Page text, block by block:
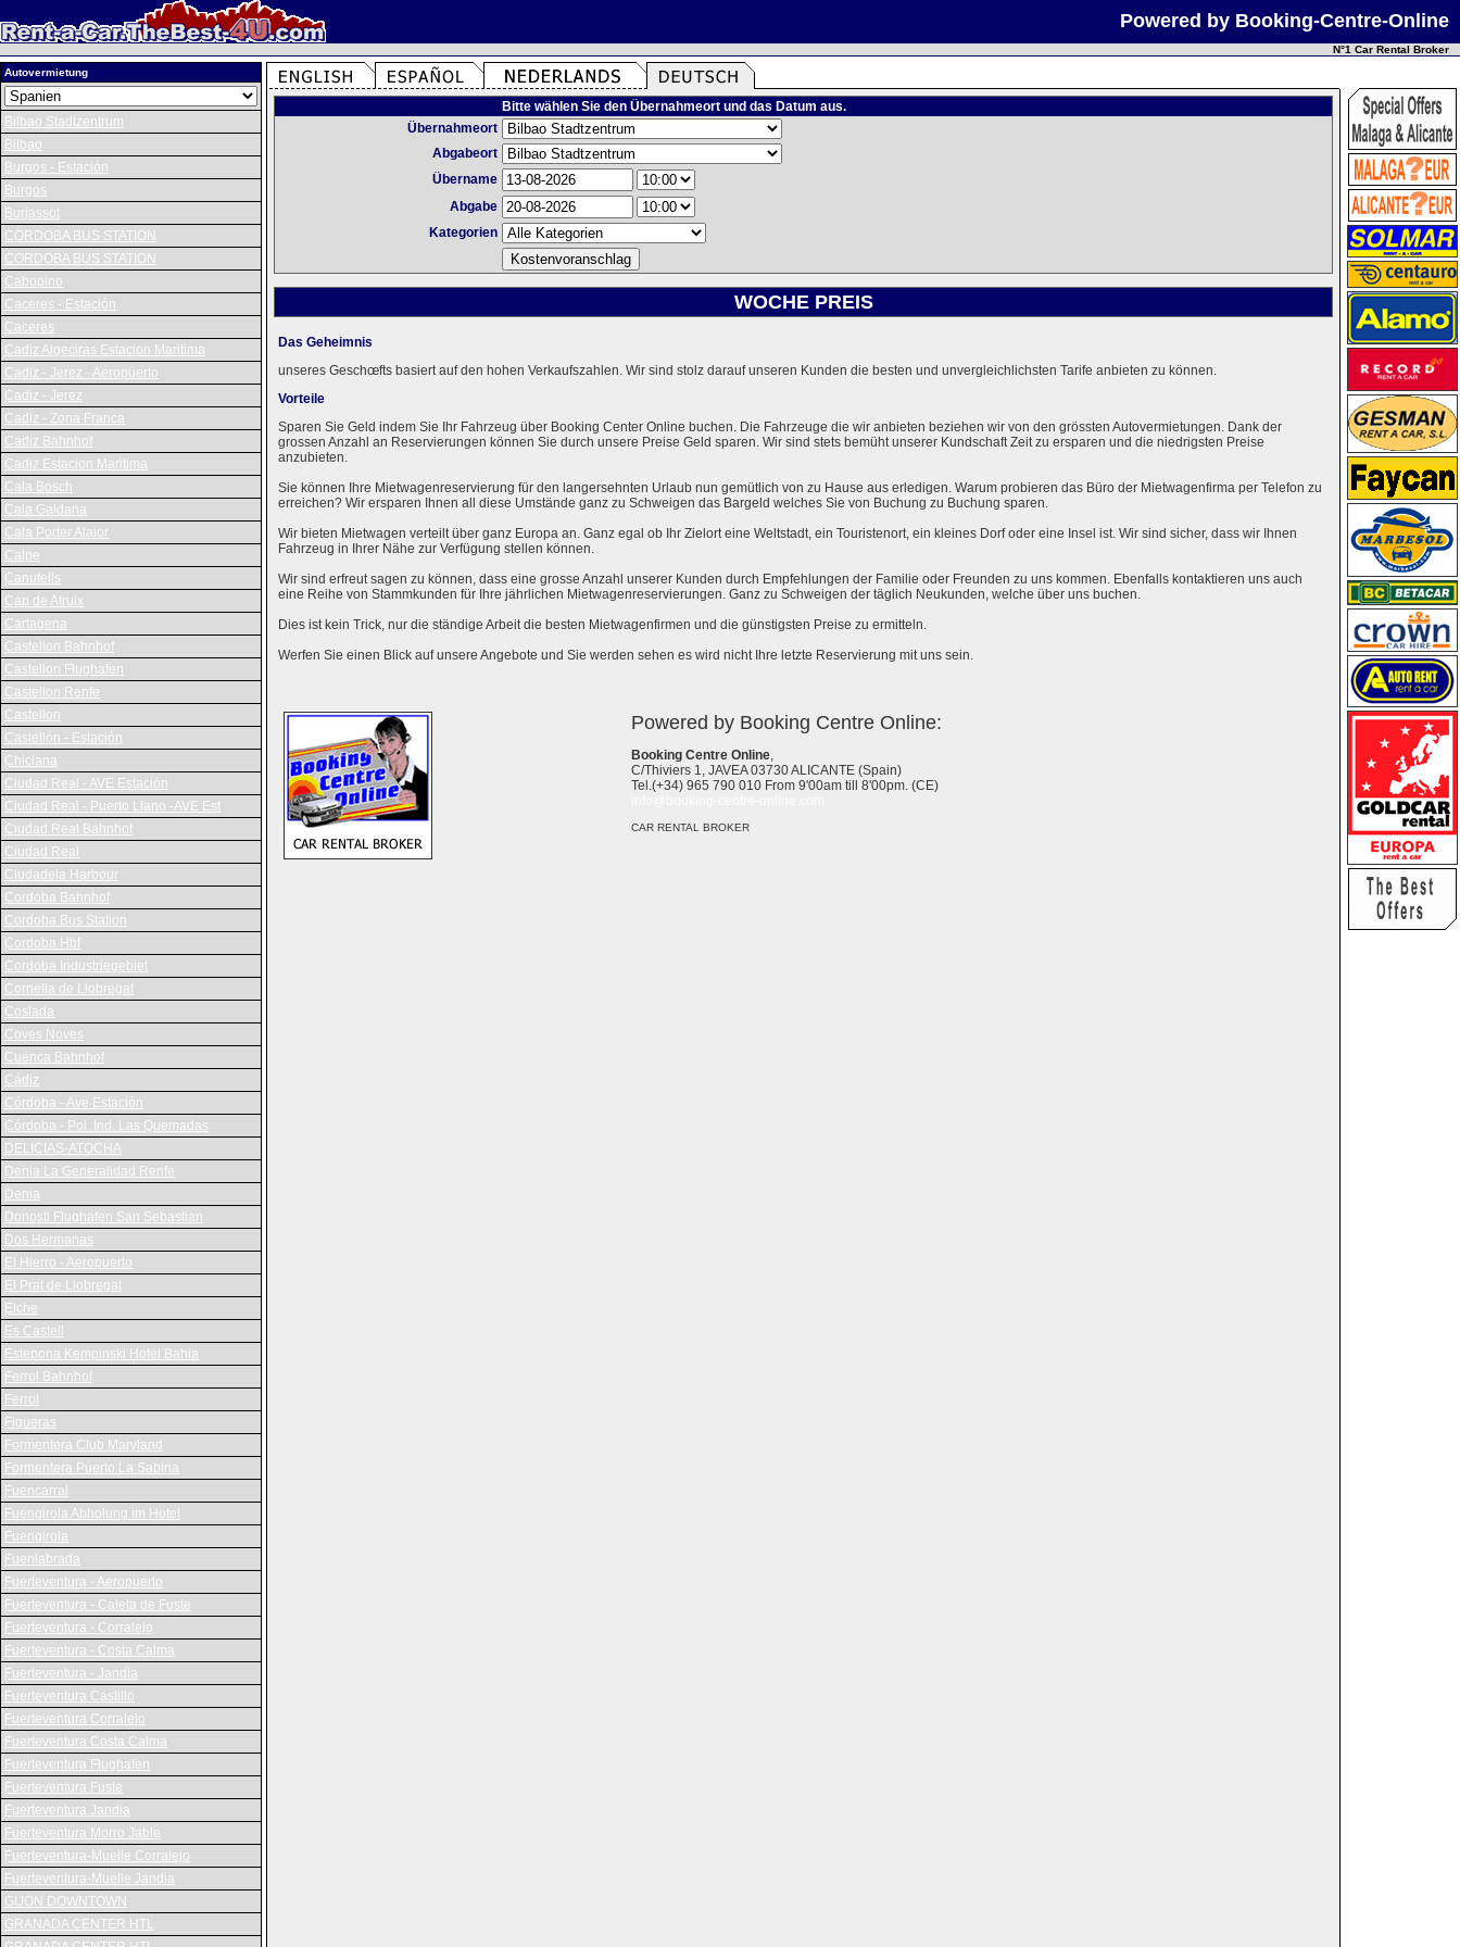
Powered by Booking-Centre-Online
N°1 Car Rental Broker
Autovermietung
Bilbao Stadtzentrum
Bilbao
Burgos - Estación
Burgos
Burjassot
CORDOBA BUS STATION
CORDOBA BUS STATION
Cabopino
Caceres - Estación
Caceres
Cadiz Algeciras Estacion Maritima
Cadiz - Jerez - Aeropuerto
Cadiz - Jerez
Cadiz - Zona Franca
Cadiz Bahnhof
Cadiz Estacion Maritima
Cala Bosch
Cala Galdana
Cala Porter Alaior
Calpe
Canutells
Cap de Atruix
Cartagena
Castellon Bahnhof
Castellon Flughafen
Castellon Renfe
Castellon
Castellón - Estación
Chiclana
Ciudad Real - AVE Estación
Ciudad Real - Puerto Llano -AVE Est
Ciudad Real Bahnhof
Ciudad Real
Ciudadela Harbour
Cordoba Bahnhof
Cordoba Bus Station
Cordoba Hbf
Cordoba Industriegebiet
Cornella de Llobregat
Coslada
Coves Noves
Cuenca Bahnhof
Cádiz
Córdoba - Ave Estación
Córdoba - Pol. Ind. Las Quemadas
DELICIAS-ATOCHA
Denia La Generalidad Renfe
Denia
Donosti Flughafen San Sebastian
Dos Hermanas
El Hierro - Aeropuerto
El Prat de Llobregat
Elche
Es Castell
Estepona Kempinski Hotel Bahia
Ferrol Bahnhof
Ferrol
Figueras
Formentera Club Maryland
Formentera Puerto La Sabina
Fuencarral
Fuengirola Abholung im Hotel
Fuengirola
Fuenlabrada
Fuerteventura - Aeropuerto
Fuerteventura - Caleta de Fuste
Fuerteventura - Corralejo
Fuerteventura - Costa Calma
Fuerteventura - Jandia
Fuerteventura Castillo
Fuerteventura Corralejo
Fuerteventura Costa Calma
Fuerteventura Flughafen
Fuerteventura Fuste
Fuerteventura Jandia
Fuerteventura Morro Jable
Fuerteventura-Muelle Corralejo
Fuerteventura-Muelle Jandia
GIJON DOWNTOWN
GRANADA CENTER HTL
Bitte wählen Sie den Übernahmeort und das Datum aus.
Übernahmeort
Abgabeort
Übername
Abgabe
Kategorien
WOCHE PREIS
Das Geheimnis
unseres Geschœfts basiert auf den hohen Verkaufszahlen. Wir sind stolz darauf unseren Kunden die besten und unvergleichlichsten Tarife anbieten zu können.
Vorteile
Sparen Sie Geld indem Sie Ihr Fahrzeug über Booking Center Online buchen. Die Fahrzeuge die wir anbieten beziehen wir von den grössten Autovermietungen. Dank der
grossen Anzahl an Reservierungen können Sie durch unsere Preise Geld sparen. Wir sind stets bemüht unserer Kundschaft Zeit zu ersparen und die niedrigsten Preise
anzubieten.
Sie können Ihre Mietwagenreservierung für den langersehnten Urlaub nun gemütlich von zu Hause aus erledigen. Warum probieren das Büro der Mietwagenfirma per Telefon zu
erreichen? Wir ersparen Ihnen all diese Umstände ganz zu Schweigen das Bargeld welches Sie von Buchung zu Buchung sparen.
Wir bieten Mietwagen verteilt über ganz Europa an. Ganz egal ob Ihr Zielort eine Weltstadt, ein Touristenort, ein kleines Dorf oder eine Insel ist. Wir sind sicher, dass wir Ihnen
Fahrzeug in Ihrer Nähe zur Verfügung stellen können.
Wir sind erfreut sagen zu können, dass eine grosse Anzahl unserer Kunden durch Empfehlungen der Familie oder Freunden zu uns kommen. Ebenfalls kontaktieren uns auch
eine Reihe von Stammkunden für Ihre jährlichen Mietwagenreservierungen. Ganz zu Schweigen der täglich Neukunden, welche über uns buchen.
Dies ist kein Trick, nur die ständige Arbeit die besten Mietwagenfirmen und die günstigsten Preise zu ermitteln.
Werfen Sie einen Blick auf unsere Angebote und Sie werden sehen es wird nicht Ihre letzte Reservierung mit uns sein.
Powered by Booking Centre Online:
Booking Centre Online,
C/Thiviers 1, JAVEA 03730 ALICANTE (Spain)
Tel.(+34) 965 790 010 From 9'00am till 8'00pm. (CE)
CAR RENTAL BROKER